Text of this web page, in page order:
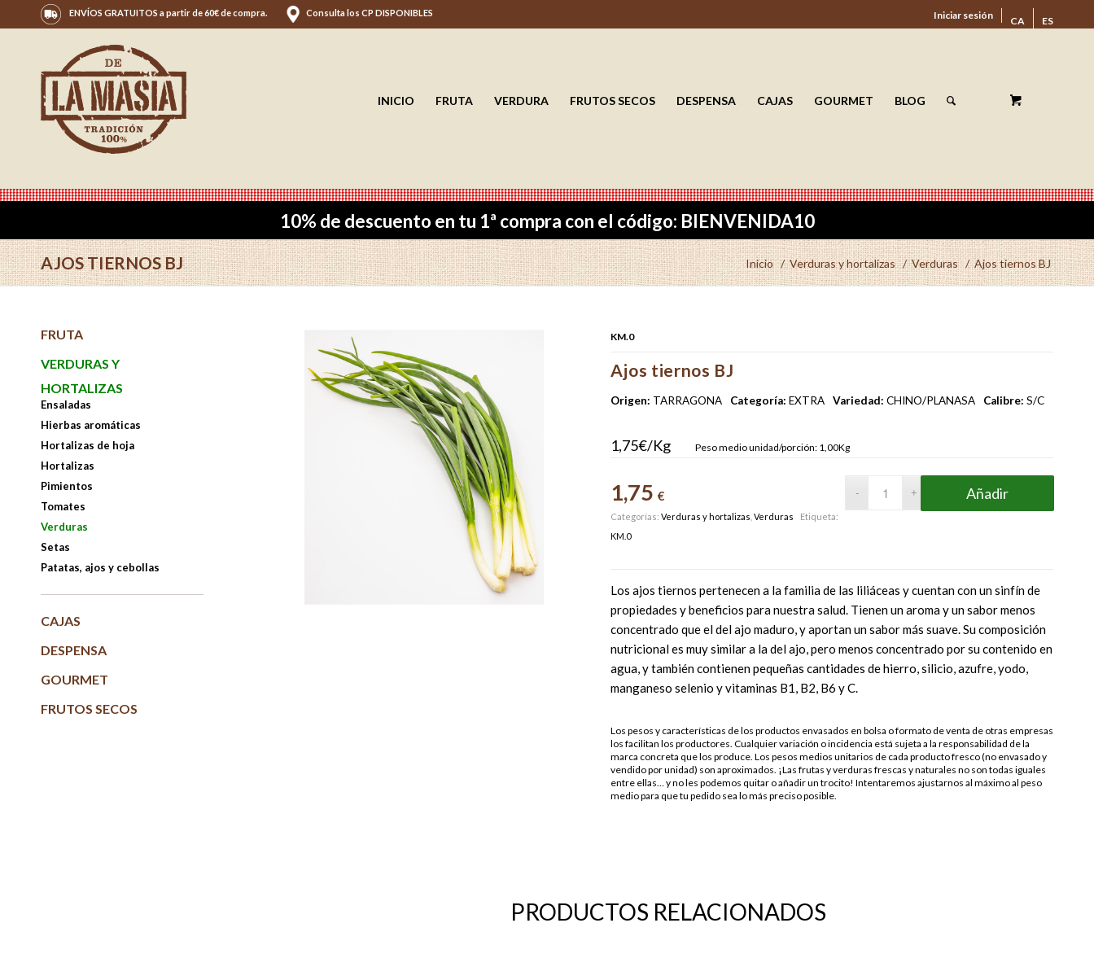
Iniciar sesión CA ES
ENVÍOS GRATUITOS a partir de 60€ de compra. Consulta los CP DISPONIBLES
INICIO FRUTA VERDURA FRUTOS SECOS DESPENSA CAJAS GOURMET BLOG
10% de descuento en tu 1ª compra con el código: BIENVENIDA10
AJOS TIERNOS BJ Inicio / Verduras y hortalizas / Verduras / Ajos tiernos BJ
KM.0
Ajos tiernos BJ
Origen: TARRAGONA Categoría: EXTRA Variedad: CHINO/PLANASA Calibre: S/C
1,75€/Kg Peso medio unidad/porción: 1,00Kg
1,75 € Añadir
Categorías: Verduras y hortalizas Verduras
Etiqueta:
KM.0
Los ajos tiernos pertenecen a la familia de las liliáceas y cuentan con un sinfín de
propiedades y beneficios para nuestra salud. Tienen un aroma y un sabor menos
concentrado que el del ajo maduro, y aportan un sabor más suave. Su composición
nutricional es muy similar a la del ajo, pero menos concentrado por su contenido en
agua, y también contienen pequeñas cantidades de hierro, silicio, azufre, yodo,
manganeso selenio y vitaminas B1, B2, B6 y C.
Los pesos y características de los productos envasados en bolsa o formato de venta de otras empresas
los facilitan los productores. Cualquier variación o incidencia está sujeta a la responsabilidad de la
marca concreta que los produce. Los pesos medios unitarios de cada producto fresco (no envasado y
vendido por unidad) son aproximados. ¡Las frutas y verduras frescas y naturales no son todas iguales
entre ellas… y no les podemos quitar o añadir un trocito! Intentaremos ajustarnos al máximo al peso
medio para que tu pedido sea lo más preciso posible.
PRODUCTOS RELACIONADOS
FRUTA
VERDURAS Y
HORTALIZAS
Ensaladas
Hierbas aromáticas
Hortalizas de hoja
Hortalizas
Pimientos
Tomates
Verduras
Setas
Patatas, ajos y cebollas
CAJAS
DESPENSA
GOURMET
FRUTOS SECOS